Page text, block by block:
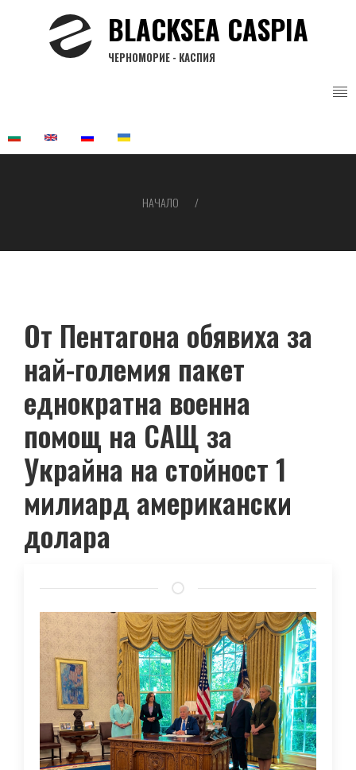
BLACKSEA CASPIA
ЧЕРНОМОРИЕ - КАСПИЯ
НАЧАЛО
От Пентагона обявиха за
най-големия пакет
еднократна военна
помощ на САЩ за
Украйна на стойност 1
милиард американски
долара